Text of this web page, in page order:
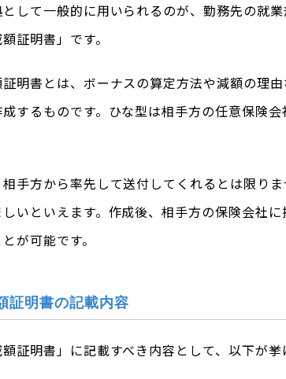
して一般的に用いられるのが、勤務先の就
額証明書」です。
明書とは、ボーナスの算定方法や減額の理
するものです。ひな型は相手方の任意保険
手方から率先して送付してくれるとは限り
いといえます。作成後、相手方の保険会社
が可能です。
証明書の記載内容
額証明書」に記載すべき内容として、以下が挙